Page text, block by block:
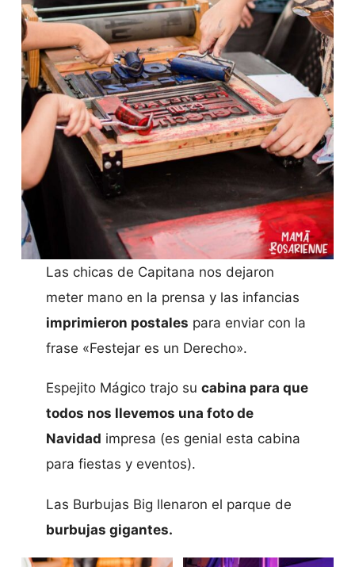
Las chicas de Capitana nos dejaron
meter mano en la prensa y las infancias
imprimieron postales para enviar con la
frase «Festejar es un Derecho».
Espejito Mágico trajo sucabina para que
todos nos llevemos una foto de
Navidad impresa (es genial esta cabina
para fiestas y eventos).
Las Burbujas Big llenaron el parque de
burbujas gigantes.